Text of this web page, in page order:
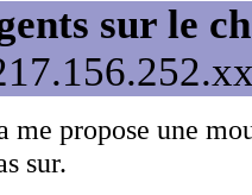
sur le
me propose une
sur.